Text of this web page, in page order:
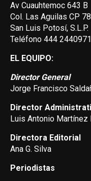
Av Cuauhtemoc 643 B
Col. Las Aguilas CP
San Luis Potosí, S.L.P.
Teléfono 444 2440971
EL EQUIPO:
Director General
Jorge Francisco
Director
Luis Antonio Martínez
Directora Editorial
Ana G. Silva
Periodistas